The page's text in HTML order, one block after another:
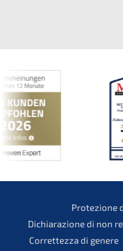
Prote­zio­ne
Dichia­ra­zio­ne di non
Corret­tez­za di genere